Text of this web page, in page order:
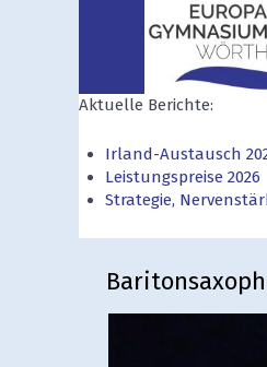
Aktuelle Berichte:
Irland-Austausch
Leistungspreise 2026
Strategie,